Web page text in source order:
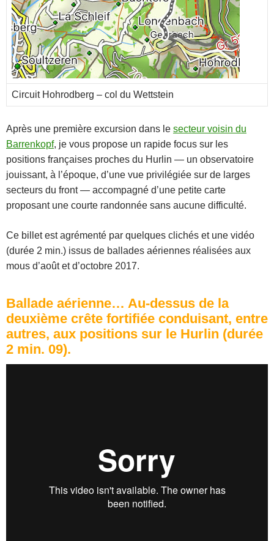
Circuit Hohrodberg – col du Wettstein
Après une première excursion dans le secteur voisin du
Barrenkopf, je vous propose un rapide focus sur les
positions françaises proches du Hurlin — un observatoire
jouissant, à l’époque, d’une vue privilégiée sur de larges
secteurs du front — accompagné d’une petite carte
proposant une courte randonnée sans aucune difficulté.
Ce billet est agrémenté par quelques clichés et une vidéo
(durée 2 min.) issus de ballades aériennes réalisées aux
mous d’août et d’octobre 2017.
Ballade aérienne… Au-dessus de la
deuxième crête fortifiée conduisant, entre
autres, aux positions sur le Hurlin (durée
2 min. 09).